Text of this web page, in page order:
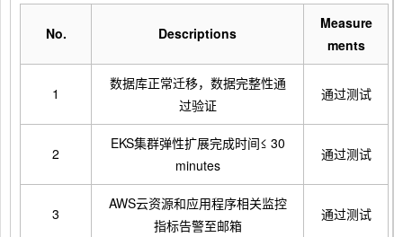
No. Descriptions
Measure
ments
1
数据库正常迁移，数据完整性通
过验证
通过测试
2
EKS集群弹性扩展完成时间≤ 30
minutes
通过测试
3
AWS云资源和应用程序相关监控
指标告警至邮箱
通过测试